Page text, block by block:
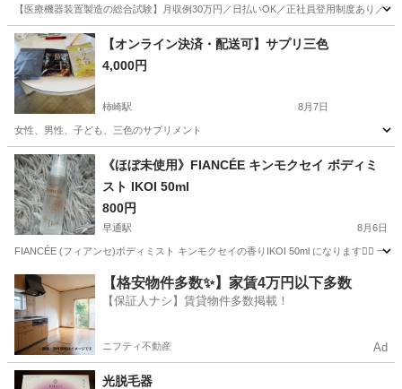
【医療機器装置製造の総合試験】月収例30万円／日払いOK／正社員登用制度あり
山梨 その他
【オンライン決済・配送可】サプリ三色
4,000円
柿崎駅 8月7日
女性、男性、子ども、三色のサプリメント
新潟 上越市 柿崎駅 健康食品
《ほぼ未使用》FIANCÉE キンモクセイ ボディミ
スト IKOI 50ml
800円
早通駅 8月6日
FIANCÉE (フィアンセ)ボディミスト キンモクセイの香りIKOI 50ml になります❁⃘ 一
新潟 新潟市 早通駅 香水
【格安物件多数✨】家賃4万円以下多数
【保証人ナシ】賃貸物件多数掲載！
ニフティ不動産 Ad
光脱毛器